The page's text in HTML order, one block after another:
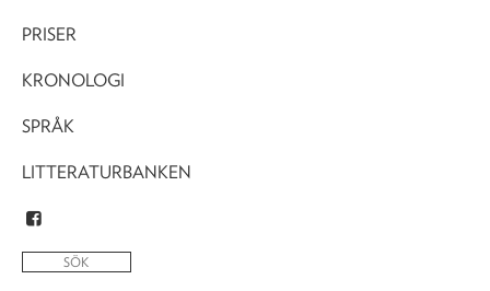
PRISER
KRONOLOGI
SPRÅK
LITTERATURBANKEN